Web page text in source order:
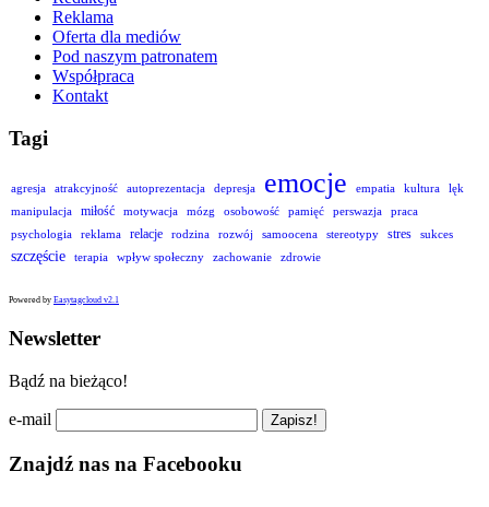
Reklama
Oferta dla mediów
Pod naszym patronatem
Współpraca
Kontakt
Tagi
agresja atrakcyjność autoprezentacja depresja emocje empatia kultura
lęk
manipulacja
miłość motywacja mózg osobowość pamięć perswazja
praca
psychologia
reklama relacje rodzina rozwój samoocena stereotypy stres sukces
szczęście terapia wpływ społeczny zachowanie zdrowie
Powered by Easytagcloud v2.1
Newsletter
Bądź na bieżąco!
e-mail
Znajdź nas na Facebooku